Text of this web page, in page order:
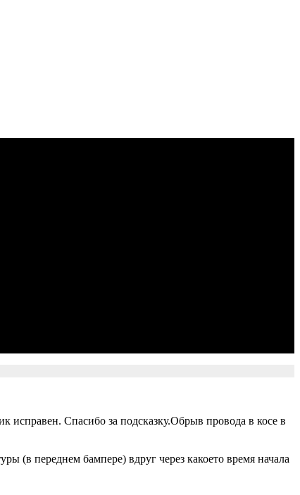
исправен. Спасибо за подсказку.Обрыв провода в косе в
(в переднем бампере) вдруг через какоето время начала